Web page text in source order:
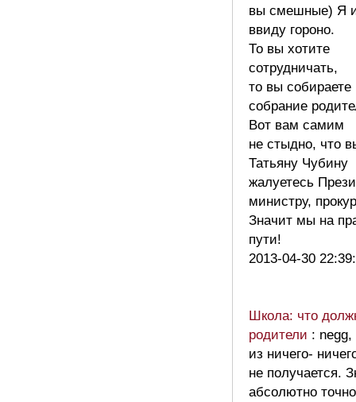
вы смешные) Я
ввиду гороно.
То вы хотите
сотрудничать,
то вы собираете
собрание
Вот вам самим
не стыдно, что
Татьяну Чубину
жалуетесь
министру,
Значит мы на
пути!
2013-04-30
Школа: что
родители : negg,
из ничего-
не получается.
абсолютно